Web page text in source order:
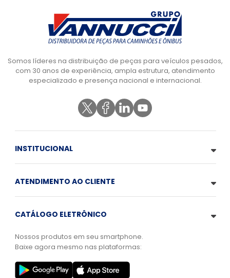
Somos líderes na distribuição de peças para veículos pesados,
com 30 anos de experiência, ampla estrutura, atendimento
especializado e presença nacional e internacional.
INSTITUCIONAL
ATENDIMENTO AO CLIENTE
CATÁLOGO ELETRÔNICO
Nossos produtos em seu smartphone.
Baixe agora mesmo nas plataformas: